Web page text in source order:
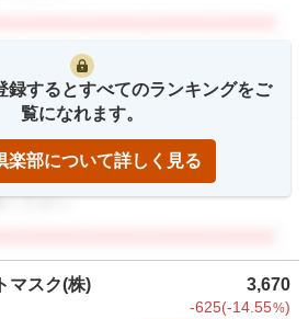
ください
ください
マスク(株) 3,670
-625(-14.55%)
録するとすべてのランキングをご
覧になれます。
楽部について詳しく見る